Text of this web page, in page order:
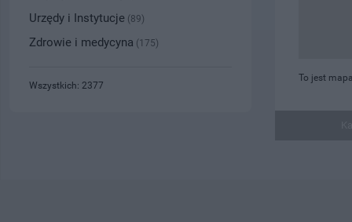
To jest
Urzędy i Instytucje (89)
Zdrowie i medycyna (175)
Wszystkich: 2377